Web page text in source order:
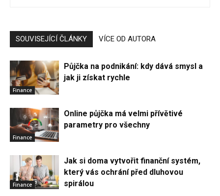
SOUVISEJÍCÍ ČLÁNKY VÍCE OD AUTORA
Finance
Půjčka na podnikání: kdy dává smysl a
jak ji získat rychle
Finance
Online půjčka má velmi přívětivé
parametry pro všechny
Finance
Jak si doma vytvořit finanční systém,
který vás ochrání před dluhovou
spirálou